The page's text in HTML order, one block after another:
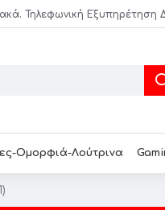
Τηλεφωνική
Ομορφιά-Λούτρινα